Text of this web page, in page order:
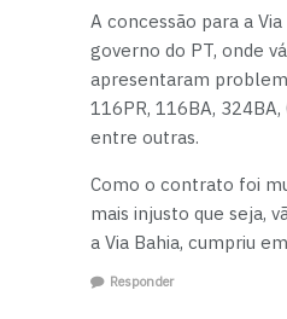
A concessão para a
governo do PT, onde
apresentaram
116PR, 116BA, 324BA,
entre outras.
Como o contrato foi
mais injusto que seja,
a Via Bahia, cumpriu
Responder